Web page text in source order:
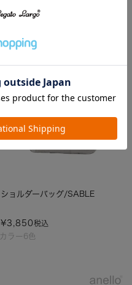
カラー6色
ショルダーバッグ/SABLE
¥3,850税込